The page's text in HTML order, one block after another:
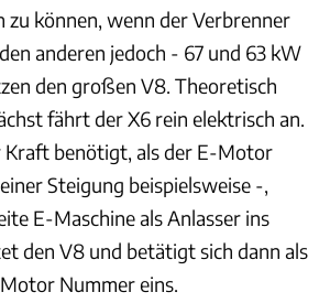
zu können, wenn der Verbrenner
anderen jedoch - 67 und 63 kW
den großen V8. Theoretisch
fährt der X6 rein elektrisch an.
benötigt, als der E-Motor
Steigung beispielsweise -,
E-Maschine als Anlasser ins
den V8 und betätigt sich dann als
Nummer eins.